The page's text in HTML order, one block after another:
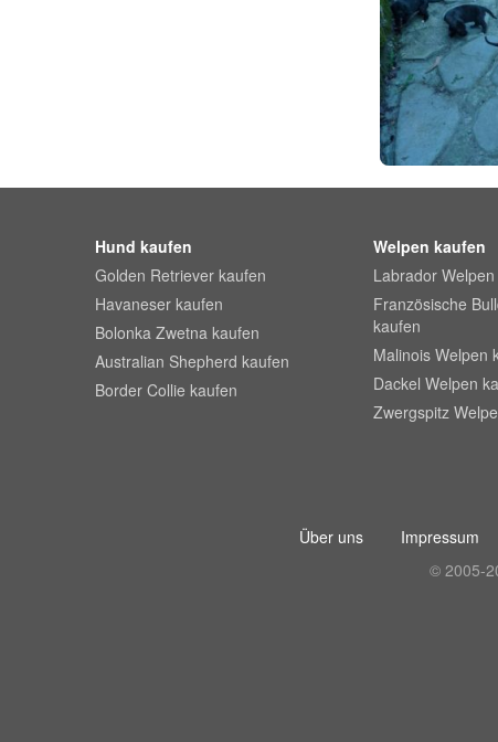
Hund kaufen
Golden Retriever kaufen
Havaneser kaufen
Bolonka Zwetna kaufen
Australian Shepherd kaufen
Border Collie kaufen
Welpen kaufen
Labrador
Französische
kaufen
Malinois Welpen
Dackel Welpen
Zwergspitz
Über uns Impressum
© 2005-